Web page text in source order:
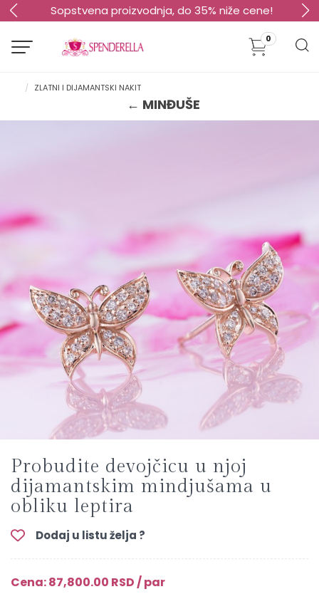
Sopstvena proizvodnja, do 35% niže cene!
0
ZLATNI I DIJAMANTSKI NAKIT
← MINĐUŠE
Probudite devojčicu u njoj
dijamantskim mindjušama u
obliku leptira
Dodaj u listu želja ?
Cena: 87,800.00 RSD / par